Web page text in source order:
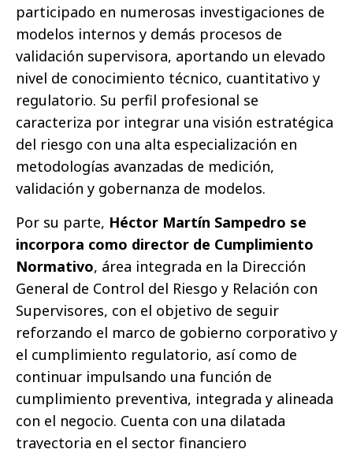
participado en numerosas investigaciones de
modelos internos y demás procesos de
validación supervisora, aportando un elevado
nivel de conocimiento técnico, cuantitativo y
regulatorio. Su perfil profesional se
caracteriza por integrar una visión estratégica
del riesgo con una alta especialización en
metodologías avanzadas de medición,
validación y gobernanza de modelos.
Por su parte, Héctor Martín Sampedro se
incorpora como director de Cumplimiento
Normativo, área integrada en la Dirección
General de Control del Riesgo y Relación con
Supervisores, con el objetivo de seguir
reforzando el marco de gobierno corporativo y
el cumplimiento regulatorio, así como de
continuar impulsando una función de
cumplimiento preventiva, integrada y alineada
con el negocio. Cuenta con una dilatada
trayectoria en el sector financiero